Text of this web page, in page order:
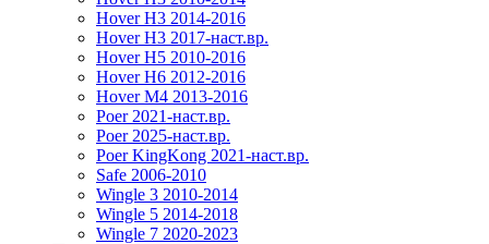
Hover H3 2014-2016
Hover H3 2017-наст.вр.
Hover H5 2010-2016
Hover H6 2012-2016
Hover M4 2013-2016
Poer 2021-наст.вр.
Poer 2025-наст.вр.
Poer KingKong 2021-наст.вр.
Safe 2006-2010
Wingle 3 2010-2014
Wingle 5 2014-2018
Wingle 7 2020-2023